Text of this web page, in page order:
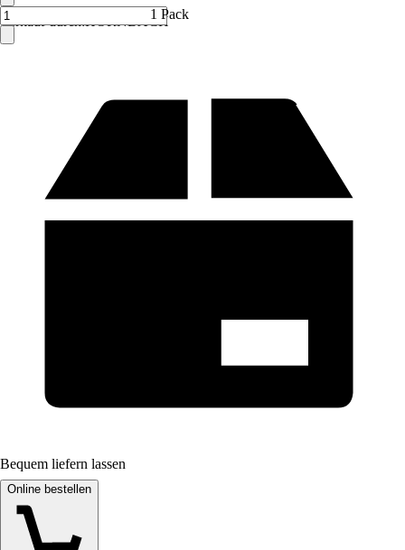
Verkauf durch:HORNBACH1 Pack
Bequem liefern lassen
Online bestellen